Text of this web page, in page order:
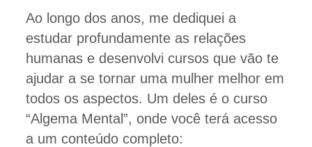
Ao longo dos anos, me dediquei a
estudar profundamente as relações
humanas e desenvolvi cursos que vão te
ajudar a se tornar uma mulher melhor em
todos os aspectos. Um deles é o curso
“Algema Mental”, onde você terá acesso
a um conteúdo completo: